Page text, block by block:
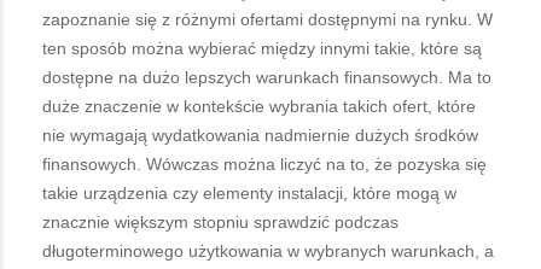
zapoznanie się z różnymi ofertami dostępnymi na rynku. W
ten sposób można wybierać między innymi takie, które są
dostępne na dużo lepszych warunkach finansowych. Ma to
duże znaczenie w kontekście wybrania takich ofert, które
nie wymagają wydatkowania nadmiernie dużych środków
finansowych. Wówczas można liczyć na to, że pozyska się
takie urządzenia czy elementy instalacji, które mogą w
znacznie większym stopniu sprawdzić podczas
długoterminowego użytkowania w wybranych warunkach, a